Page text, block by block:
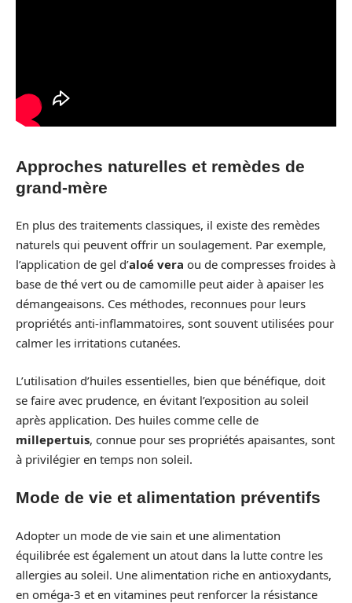
Approches naturelles et remèdes de
grand-mère
En plus des traitements classiques, il existe des remèdes
naturels qui peuvent offrir un soulagement. Par exemple,
l’application de gel d’aloé vera ou de compresses froides à
base de thé vert ou de camomille peut aider à apaiser les
démangeaisons. Ces méthodes, reconnues pour leurs
propriétés anti-inflammatoires, sont souvent utilisées pour
calmer les irritations cutanées.
L’utilisation d’huiles essentielles, bien que bénéfique, doit
se faire avec prudence, en évitant l’exposition au soleil
après application. Des huiles comme celle de
millepertuis, connue pour ses propriétés apaisantes, sont
à privilégier en temps non soleil.
Mode de vie et alimentation préventifs
Adopter un mode de vie sain et une alimentation
équilibrée est également un atout dans la lutte contre les
allergies au soleil. Une alimentation riche en antioxydants,
en oméga-3 et en vitamines peut renforcer la résistance